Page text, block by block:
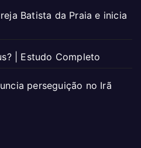
Batista da Praia e inicia
| Estudo Completo
perseguição no Irã